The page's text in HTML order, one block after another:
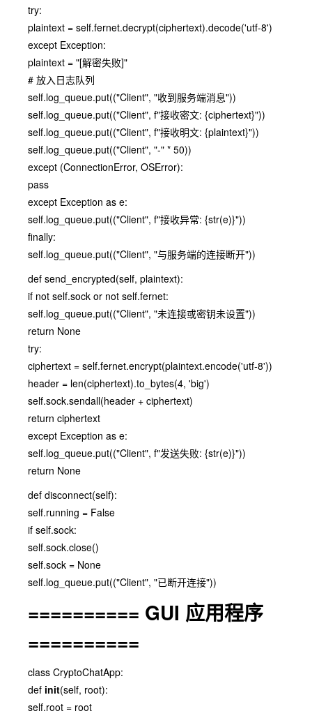
try:
plaintext = self.fernet.decrypt(ciphertext).decode('utf-8')
except Exception:
plaintext = "[解密失败]"
# 放入日志队列
self.log_queue.put(("Client", "收到服务端消息"))
self.log_queue.put(("Client", f"接收密文: {ciphertext}"))
self.log_queue.put(("Client", f"接收明文: {plaintext}"))
self.log_queue.put(("Client", "-" * 50))
except (ConnectionError, OSError):
pass
except Exception as e:
self.log_queue.put(("Client", f"接收异常: {str(e)}"))
finally:
self.log_queue.put(("Client", "与服务端的连接断开"))
def send_encrypted(self, plaintext):
if not self.sock or not self.fernet:
self.log_queue.put(("Client", "未连接或密钥未设置"))
return None
try:
ciphertext = self.fernet.encrypt(plaintext.encode('utf-8'))
header = len(ciphertext).to_bytes(4, 'big')
self.sock.sendall(header + ciphertext)
return ciphertext
except Exception as e:
self.log_queue.put(("Client", f"发送失败: {str(e)}"))
return None
def disconnect(self):
self.running = False
if self.sock:
self.sock.close()
self.sock = None
self.log_queue.put(("Client", "已断开连接"))
========== GUI 应用程序
==========
class CryptoChatApp:
def init(self, root):
self.root = root